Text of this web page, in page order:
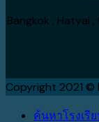
Bangkok ,
Copyright 2021 ©
ค้นหาโรงเรี